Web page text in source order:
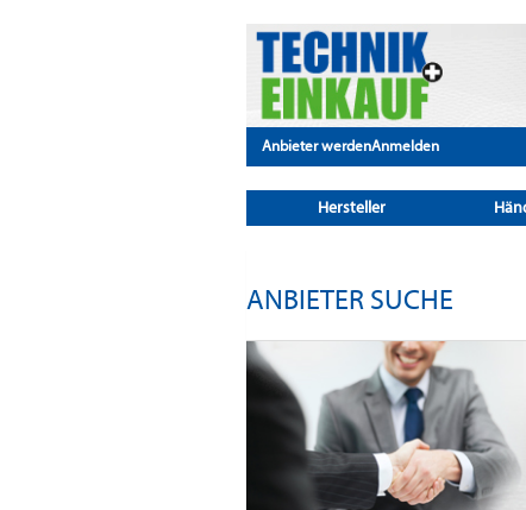
Anbieter werdenAnmelden
Hersteller
ANBIETER SUCHE